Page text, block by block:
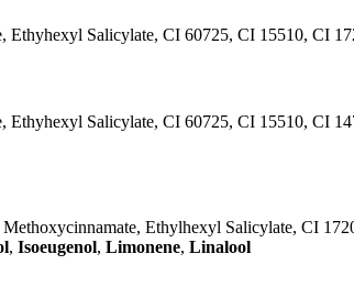
Salicylate, CI 60725, CI 15510, CI
Salicylate, CI 60725, CI 15510, CI
Ethylhexyl Salicylate, CI
, Isoeugenol, Limonene, Linalool